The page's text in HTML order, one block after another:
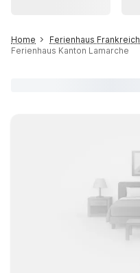
Home Ferienhaus Frankreich
Ferienhaus Kanton Lamarche